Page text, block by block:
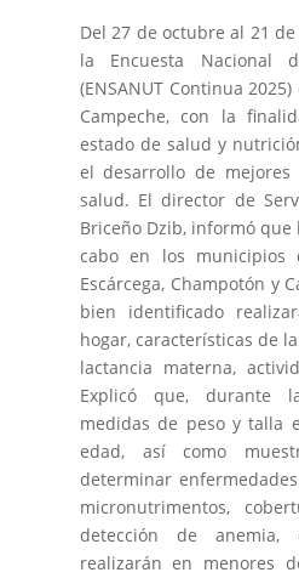
Del 27 de octubre al 21
la Encuesta Nacional
(ENSANUT Continua
Campeche, con la
estado de salud y
el desarrollo de mejores
salud. El director de
Briceño Dzib, informó que
cabo en los municipios
Escárcega, Champotón y
bien identificado
hogar, características de
lactancia materna,
Explicó que, durante
medidas de peso y talla
edad, así como
determinar
micronutrimentos,
detección de anemia,
realizarán en menores